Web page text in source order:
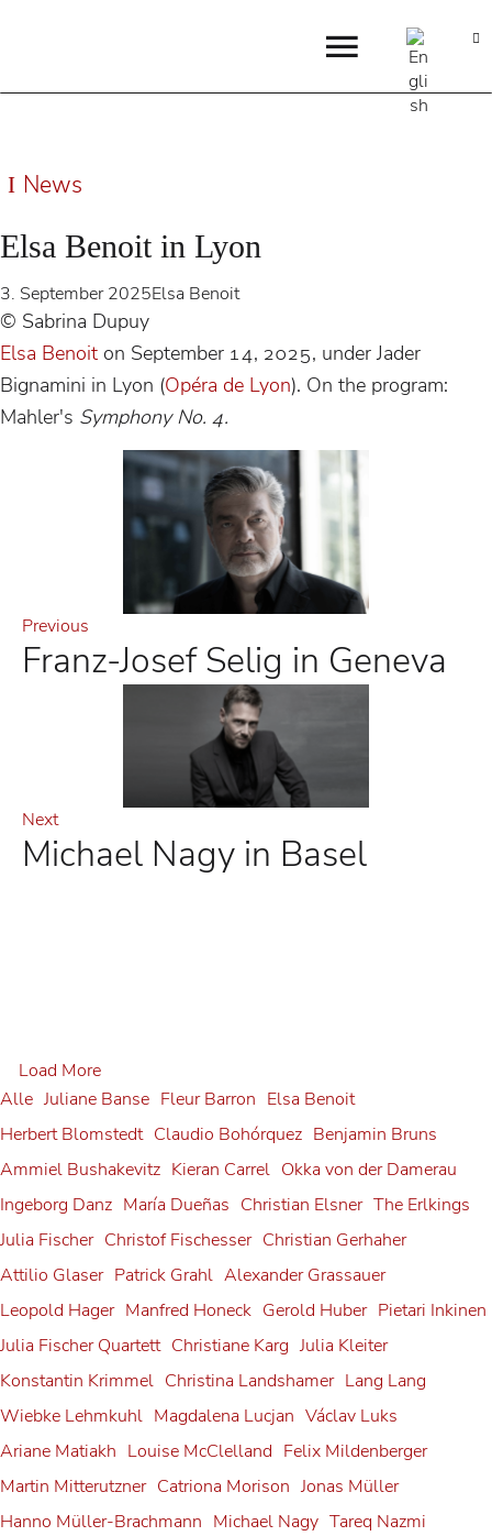
News
Elsa Benoit in Lyon
3. September 2025Elsa Benoit
© Sabrina Dupuy
Elsa Benoit on September 14, 2025, under Jader
Bignamini in Lyon (Opéra de Lyon). On the program:
Mahler's Symphony No. 4.
Previous
Franz-Josef Selig in Geneva
Next
Michael Nagy in Basel
Andrè Schuen at the
Salzburg Festival
Andrè Schuen
Sophie Rennert in Innsbruck
Sophie Rennert
Debut: Konstantin Krimmel
& Ammiel Bushakevitz at the
Salzburg Festival
Tabea Zimmermann in Siena
Franz-Josef Selig at the
Festival Internacional de
Santander
Franz-Josef Selig
Gerold Huber is awarded
the Federal Cross of Merit on
Ribbon
Gerold Huber
Alexander Grassauer in
Bayreuth
Alexander Grassauer
Georg Zeppenfeld at the
Bayreuth Festival
Georg Zeppenfeld
Julia Fischer at
Neuschwanstein Castle
Load More
Alle Juliane Banse Fleur Barron Elsa Benoit
Herbert Blomstedt Claudio Bohórquez Benjamin Bruns
Ammiel Bushakevitz Kieran Carrel Okka von der Damerau
Ingeborg Danz María Dueñas Christian Elsner The Erlkings
Julia Fischer Christof Fischesser Christian Gerhaher
Attilio Glaser Patrick Grahl Alexander Grassauer
Leopold Hager Manfred Honeck Gerold Huber Pietari Inkinen
Julia Fischer Quartett Christiane Karg Julia Kleiter
Konstantin Krimmel Christina Landshamer Lang Lang
Wiebke Lehmkuhl Magdalena Lucjan Václav Luks
Ariane Matiakh Louise McClelland Felix Mildenberger
Martin Mitterutzner Catriona Morison Jonas Müller
Hanno Müller-Brachmann Michael Nagy Tareq Nazmi